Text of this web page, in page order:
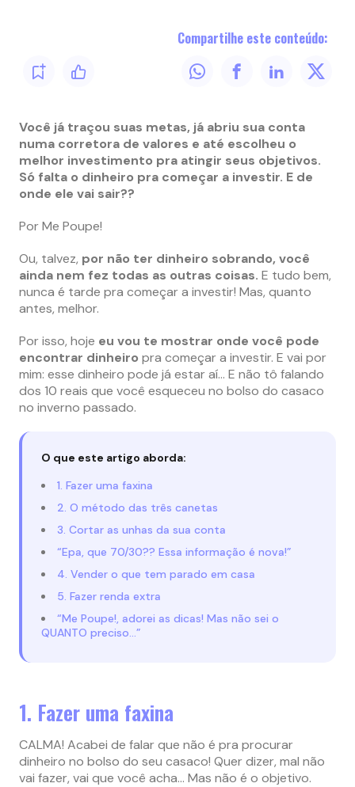
Compartilhe este conteúdo:
Você já traçou suas metas, já abriu sua conta
numa corretora de valores e até escolheu o
melhor investimento pra atingir seus objetivos.
Só falta o dinheiro pra começar a investir. E de
onde ele vai sair??
Por Me Poupe!
Ou, talvez, por não ter dinheiro sobrando, você
ainda nem fez todas as outras coisas. E tudo bem,
nunca é tarde pra começar a investir! Mas, quanto
antes, melhor.
Por isso, hoje eu vou te mostrar onde você pode
encontrar dinheiro pra começar a investir. E vai por
mim: esse dinheiro pode já estar aí… E não tô falando
dos 10 reais que você esqueceu no bolso do casaco
no inverno passado.
O que este artigo aborda:
1. Fazer uma faxina
2. O método das três canetas
3. Cortar as unhas da sua conta
“Epa, que 70/30?? Essa informação é nova!”
4. Vender o que tem parado em casa
5. Fazer renda extra
“Me Poupe!, adorei as dicas! Mas não sei o
QUANTO preciso…”
1. Fazer uma faxina
CALMA! Acabei de falar que não é pra procurar
dinheiro no bolso do seu casaco! Quer dizer, mal não
vai fazer, vai que você acha… Mas não é o objetivo.